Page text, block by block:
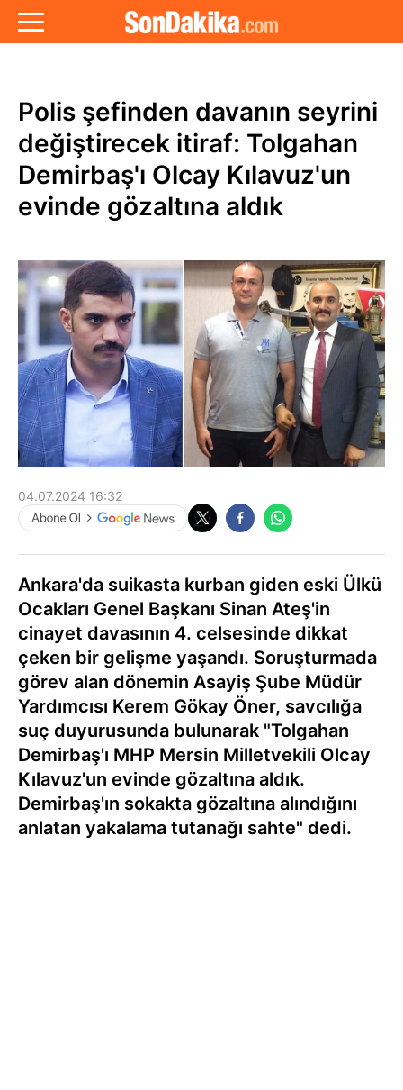
Polis şefinden davanın seyrini
değiştirecek itiraf: Tolgahan
Demirbaş'ı Olcay Kılavuz'un
evinde gözaltına aldık
04.07.2024 16:32
Ankara'da suikasta kurban giden eski Ülkü
Ocakları Genel Başkanı Sinan Ateş'in
cinayet davasının 4. celsesinde dikkat
çeken bir gelişme yaşandı. Soruşturmada
görev alan dönemin Asayiş Şube Müdür
Yardımcısı Kerem Gökay Öner, savcılığa
suç duyurusunda bulunarak "Tolgahan
Demirbaş'ı MHP Mersin Milletvekili Olcay
Kılavuz'un evinde gözaltına aldık.
Demirbaş'ın sokakta gözaltına alındığını
anlatan yakalama tutanağı sahte" dedi.